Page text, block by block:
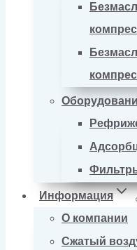
Информация
О компании
Сжатый